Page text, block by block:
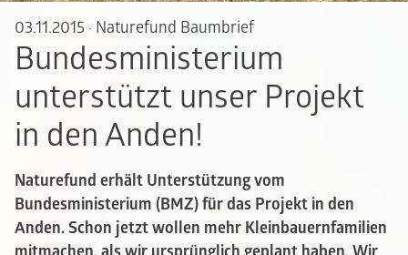
03.11.2015 · Naturefund Baumbrief
Bundesministerium
unterstützt unser Projekt
in den Anden!
Naturefund erhält Unterstützung vom
Bundesministerium (BMZ) für das Projekt in den
Anden. Schon jetzt wollen mehr Kleinbauernfamilien